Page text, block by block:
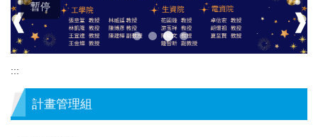
暫停
❰ ❱
:::
計畫管理組